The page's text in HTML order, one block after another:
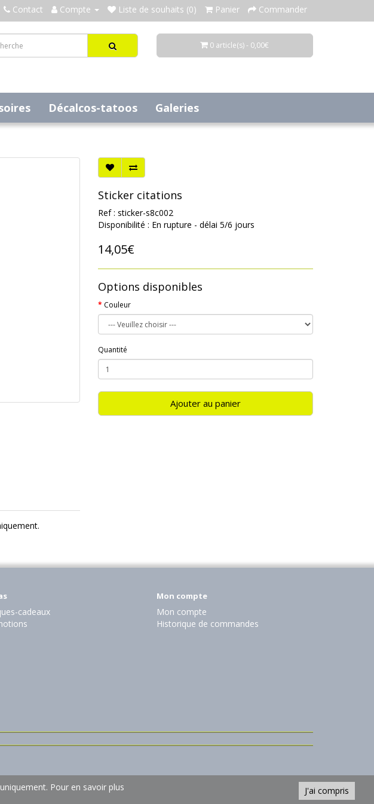
Contact Compte Liste de souhaits (0) Panier Commander
0 article(s) - 0,00€
Décalcos-tatoos Galeries
Sticker citations
Ref : sticker-s8c002
Disponibilité : En rupture - délai 5/6 jours
14,05€
Options disponibles
Couleur
Quantité
Ajouter au panier
cadeaux
Mon compte
Mon compte
Historique de commandes
J'ai compris
Pour en savoir plus